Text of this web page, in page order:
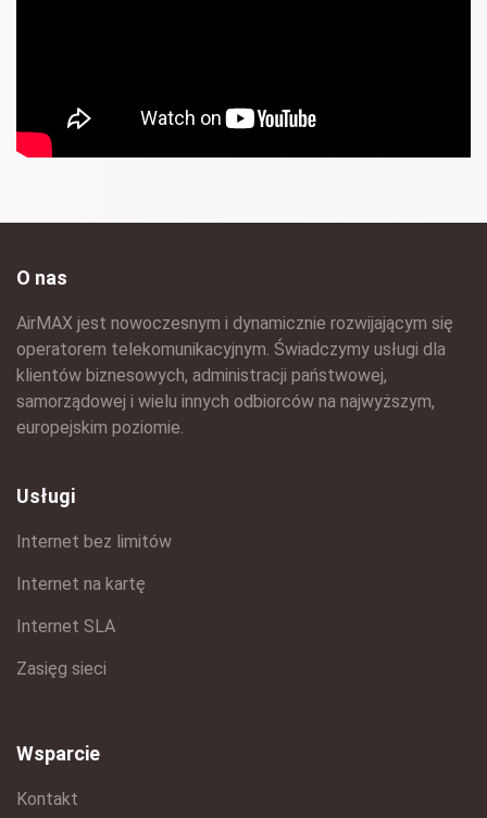
O nas
AirMAX jest nowoczesnym i dynamicznie rozwijającym się
operatorem telekomunikacyjnym. Świadczymy usługi dla
klientów biznesowych, administracji państwowej,
samorządowej i wielu innych odbiorców na najwyższym,
europejskim poziomie.
Usługi
Internet bez limitów
Internet na kartę
Internet SLA
Zasięg sieci
Wsparcie
Kontakt